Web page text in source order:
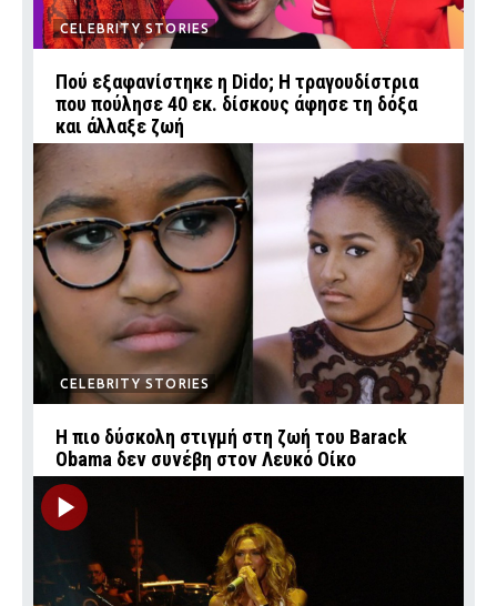
CELEBRITY STORIES
Πού εξαφανίστηκε η Dido; Η τραγουδίστρια
που πούλησε 40 εκ. δίσκους άφησε τη δόξα
και άλλαξε ζωή
CELEBRITY STORIES
Η πιο δύσκολη στιγμή στη ζωή του Barack
Obama δεν συνέβη στον Λευκό Οίκο